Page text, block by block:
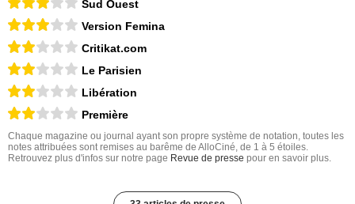
Sud Ouest
Version Femina
Critikat.com
Le Parisien
Libération
Première
Chaque magazine ou journal ayant son propre système de notation, toutes les
notes attribuées sont remises au barême de AlloCiné, de 1 à 5 étoiles.
Retrouvez plus d'infos sur notre page Revue de presse pour en savoir plus.